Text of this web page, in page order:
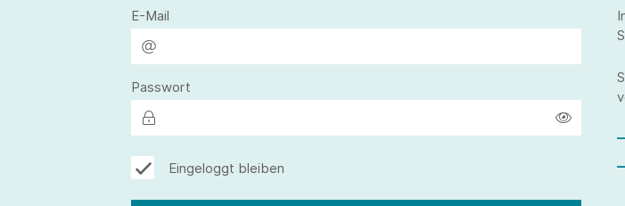
E-Mail
Passwort
Eingeloggt bleiben